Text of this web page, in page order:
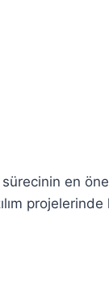
sürecinin en
projelerinde